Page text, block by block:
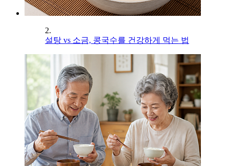
2.
설탕 vs 소금, 콩국수를 건강하게 먹는 법